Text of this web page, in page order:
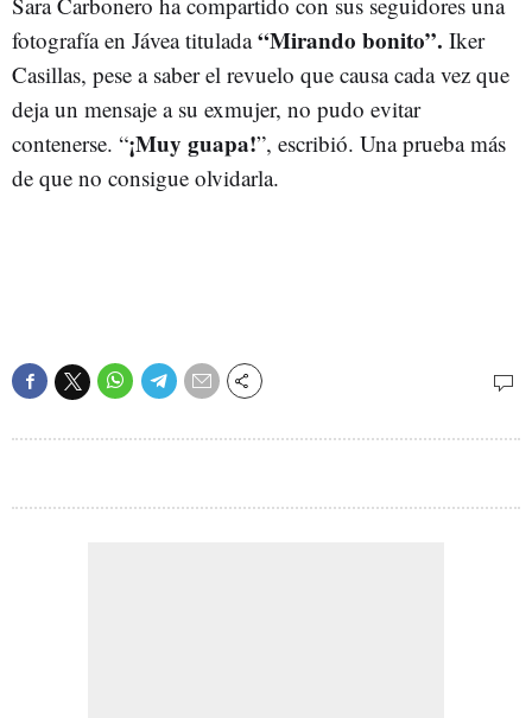
fotografía en Jávea titulada“Mirando bonito”. Iker
Casillas, pese a saber el revuelo que causa cada vez que
deja un mensaje a su exmujer, no pudo evitar
contenerse. “¡Muy guapa!”, escribió. Una prueba más
de que no consigue olvidarla.